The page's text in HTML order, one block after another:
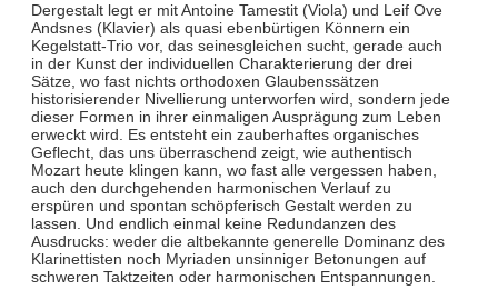
Dergestalt legt er mit Antoine Tamestit (Viola) und Leif Ove
Andsnes (Klavier) als quasi ebenbürtigen Könnern ein
Kegelstatt-Trio vor, das seinesgleichen sucht, gerade auch
in der Kunst der individuellen Charakterierung der drei
Sätze, wo fast nichts orthodoxen Glaubenssätzen
historisierender Nivellierung unterworfen wird, sondern jede
dieser Formen in ihrer einmaligen Ausprägung zum Leben
erweckt wird. Es entsteht ein zauberhaftes organisches
Geflecht, das uns überraschend zeigt, wie authentisch
Mozart heute klingen kann, wo fast alle vergessen haben,
auch den durchgehenden harmonischen Verlauf zu
erspüren und spontan schöpferisch Gestalt werden zu
lassen. Und endlich einmal keine Redundanzen des
Ausdrucks: weder die altbekannte generelle Dominanz des
Klarinettisten noch Myriaden unsinniger Betonungen auf
schweren Taktzeiten oder harmonischen Entspannungen.